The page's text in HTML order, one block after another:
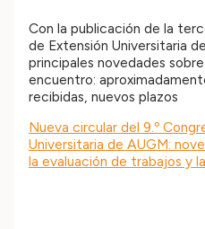
Con la publicación de la
de Extensión Universitaria
principales novedades
encuentro:
recibidas, nuevos plazos
Nueva circular del 9.º
Universitaria de AUGM:
la evaluación de trabajos y